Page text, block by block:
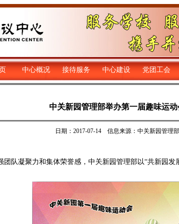
中心概况 接待服务 中心建设 党团工会
中关新园管理部举办第一届趣味运动
日期：2017-07-14 信息来源：中关新园管理部
队凝聚力和集体荣誉感，中关新园管理部以“共新园发